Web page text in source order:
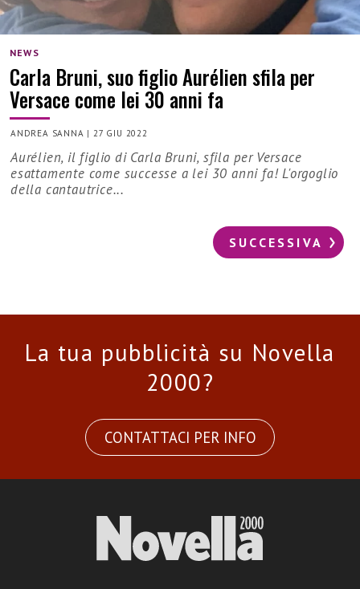
NEWS
Carla Bruni, suo figlio Aurélien sfila per
Versace come lei 30 anni fa
ANDREA SANNA |27 GIU 2022
Aurélien, il figlio di Carla Bruni, sfila per Versace
esattamente come successe a lei 30 anni fa! L'orgoglio
della cantautrice...
SUCCESSIVA
La tua pubblicità su Novella
2000?
CONTATTACI PER INFO